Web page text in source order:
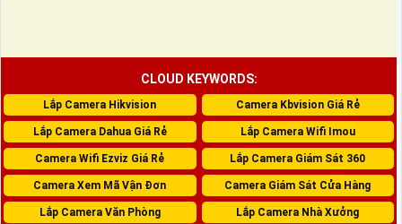
CLOUD KEYWORDS:
Lắp Camera Hikvision Camera Kbvision Giá Rẻ
Lắp Camera Dahua Giá Rẻ Lắp Camera Wifi Imou
Camera Wifi Ezviz Giá Rẻ Lắp Camera Giám Sát 360
Camera Xem Mã Vận Đơn Camera Giám Sát Cửa Hàng
Lắp Camera Văn Phòng Lắp Camera Nhà Xưởng